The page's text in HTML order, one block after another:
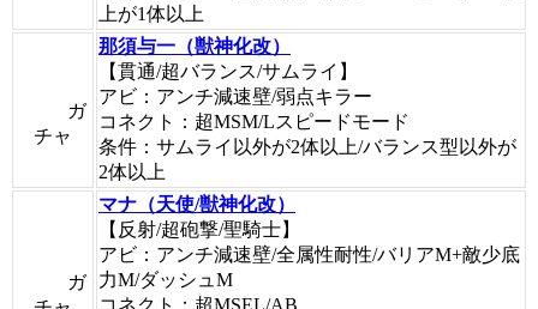
上が1体以上
ガ
チャ
那須与一（獣神化改）
【貫通/超バランス/サムライ】
アビ：アンチ減速壁/弱点キラー
コネクト：超MSM/Lスピードモード
条件：サムライ以外が2体以上/バランス型以外が
2体以上
ガ
マナ（天使/獣神化改）
【反射/超砲撃/聖騎士】
アビ：アンチ減速壁/全属性耐性/バリアM+敵少底
力M/ダッシュM
コネクト：超MSEL/AB